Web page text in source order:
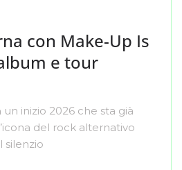
con Make-Up Is
e tour
inizio 2026 che sta già
del rock alternativo
silenzio